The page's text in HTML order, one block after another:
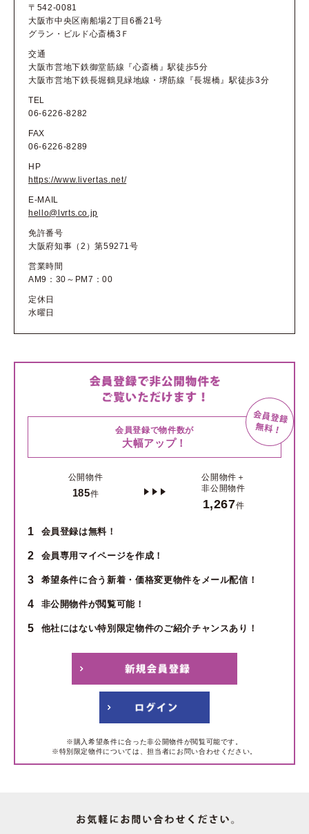
〒542-0081
大阪市中央区南船場2丁目6番21号
グラン・ビルド心斎橋3Ｆ
交通
大阪市営地下鉄御堂筋線『心斎橋』駅徒歩5分
大阪市営地下鉄長堀鶴見緑地線・堺筋線『長堀橋』駅徒歩3分
TEL
06-6226-8282
FAX
06-6226-8289
HP
https://www.livertas.net/
E-MAIL
hello@lvrts.co.jp
免許番号
大阪府知事（2）第59271号
営業時間
AM9：30～PM7：00
定休日
水曜日
会員登録で物件数が
大幅アップ！
公開物件
185件
公開物件＋
非公開物件
1,267件
1 会員登録は無料！
2 会員専用マイページを作成！
3 希望条件に合う新着・価格変更物件をメール配信！
4 非公開物件が閲覧可能！
5 他社にはない特別限定物件のご紹介チャンスあり！
※購入希望条件に合った非公開物件が閲覧可能です。
※特別限定物件については、担当者にお問い合わせください。